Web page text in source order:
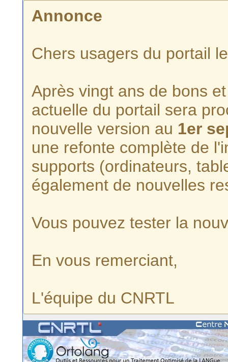
Annonce
Chers usagers du portail
Après vingt ans de bons
actuelle du portail sera
nouvelle version au 1er
une refonte complète de
supports (ordinateurs,
également de nouvelles
Vous pouvez tester la
En vous remerciant,
L'équipe du CNRTL